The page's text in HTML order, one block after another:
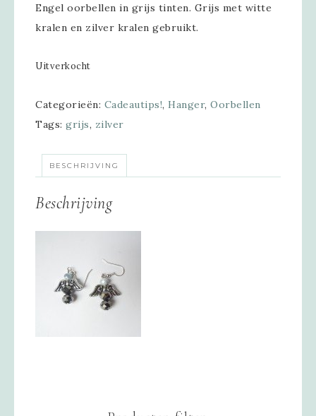
Engel oorbellen in grijs tinten. Grijs met witte
kralen en zilver kralen gebruikt.
Uitverkocht
Categorieën: Cadeautips!, Hanger, Oorbellen
Tags: grijs, zilver
BESCHRIJVING
Beschrijving